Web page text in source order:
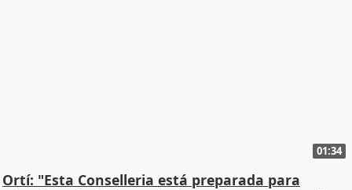
01:34
Ortí: "Esta Conselleria está preparada para